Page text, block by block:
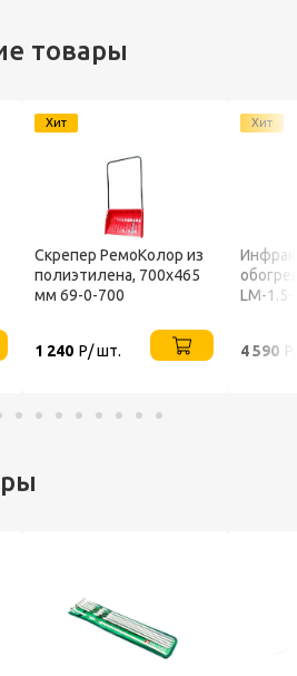
товары
Хит
Скрепер РемоКолор из
полиэтилена, 700x465
мм 69-0-700
1 240 Р/ шт.
Хит
LM-
4 590